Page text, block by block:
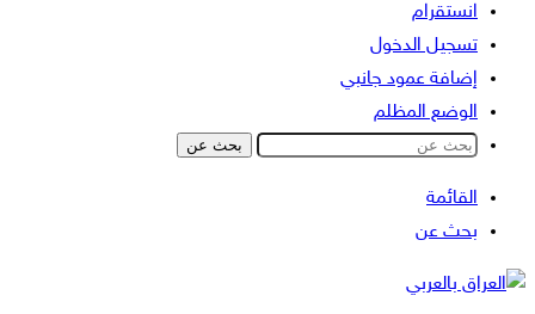
انستقرام
تسجيل الدخول
إضافة عمود جانبي
الوضع المظلم
بحث عن
القائمة
بحث عن